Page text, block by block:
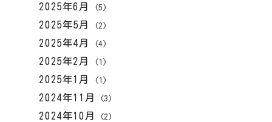
2025年6月 (5)
2025年5月 (2)
2025年4月 (4)
2025年2月 (1)
2025年1月 (1)
2024年11月 (3)
2024年10月 (2)